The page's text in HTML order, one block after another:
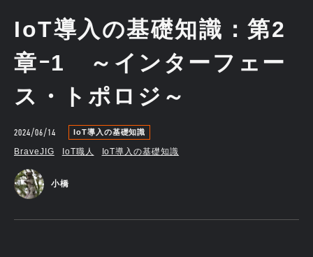
IoT導入の基礎知識：第2
章ｰ1 ～インターフェー
ス・トポロジ～
2024/06/14 IoT導入の基礎知識
BraveJIG IoT職人 IoT導入の基礎知識
小橋